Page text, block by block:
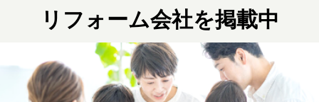
リフォーム会社を掲載中